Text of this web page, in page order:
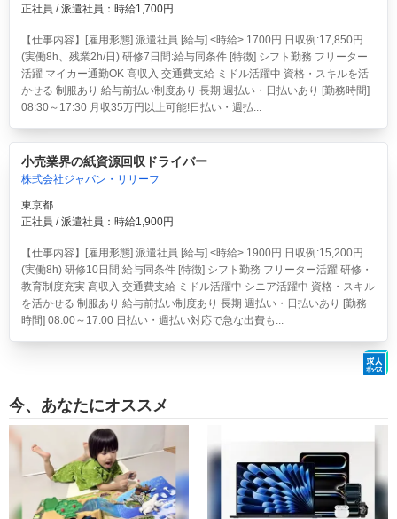
正社員 / 派遣社員：時給1,700円
【仕事内容】[雇用形態] 派遣社員 [給与] <時給> 1700円 日収例:17,850円
(実働8h、残業2h/日) 研修7日間:給与同条件 [特徴] シフト勤務 フリーター
活躍 マイカー通勤OK 高収入 交通費支給 ミドル活躍中 資格・スキルを活
かせる 制服あり 給与前払い制度あり 長期 週払い・日払いあり [勤務時間]
08:30～17:30 月収35万円以上可能!日払い・週払...
小売業界の紙資源回収ドライバー
株式会社ジャパン・リリーフ
東京都
正社員 / 派遣社員：時給1,900円
【仕事内容】[雇用形態] 派遣社員 [給与] <時給> 1900円 日収例:15,200円
(実働8h) 研修10日間:給与同条件 [特徴] シフト勤務 フリーター活躍 研修・
教育制度充実 高収入 交通費支給 ミドル活躍中 シニア活躍中 資格・スキル
を活かせる 制服あり 給与前払い制度あり 長期 週払い・日払いあり [勤務
時間] 08:00～17:00 日払い・週払い対応で急な出費も...
今、あなたにオススメ